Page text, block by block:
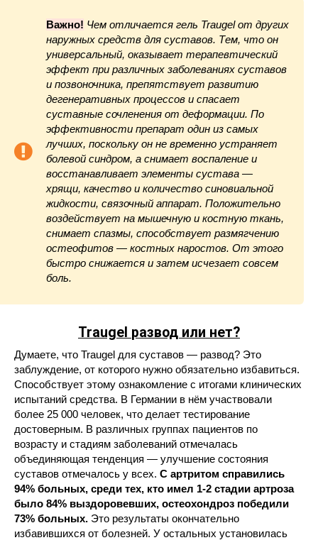
Важно! Чем отличается гель Traugel от других
наружных средств для суставов. Тем, что он
универсальный, оказывает терапевтический
эффект при различных заболеваниях суставов
и позвоночника, препятствует развитию
дегенеративных процессов и спасает
суставные сочленения от деформации. По
эффективности препарат один из самых
лучших, поскольку он не временно устраняет
болевой синдром, а снимает воспаление и
восстанавливает элементы сустава —
хрящи, качество и количество синовиальной
жидкости, связочный аппарат. Положительно
воздействует на мышечную и костную ткань,
снимает спазмы, способствует размягчению
остеофитов — костных наростов. От этого
быстро снижается и затем исчезает совсем
боль.
Traugel развод или нет?
Думаете, что Traugel для суставов — развод? Это
заблуждение, от которого нужно обязательно избавиться.
Способствует этому ознакомление с итогами клинических
испытаний средства. В Германии в нём участвовали
более 25 000 человек, что делает тестирование
достоверным. В различных группах пациентов по
возрасту и стадиям заболеваний отмечалась
объединяющая тенденция — улучшение состояния
суставов отмечалось у всех. С артритом справились
94% больных, среди тех, кто имел 1-2 стадии артроза
было 84% выздоровевших, остеохондроз победили
73% больных. Это результаты окончательно
избавившихся от болезней. У остальных установилась